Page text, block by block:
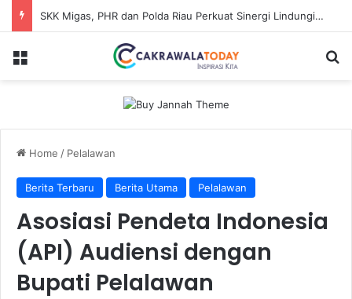
SKK Migas, PHR dan Polda Riau Perkuat Sinergi Lindungi Aset Negara demi Menjaga Ketahanan Energi Nasional
Menu
Home / Pelalawan
Berita Terbaru Berita Utama Pelalawan
Asosiasi Pendeta Indonesia
(API) Audiensi dengan
Bupati Pelalawan